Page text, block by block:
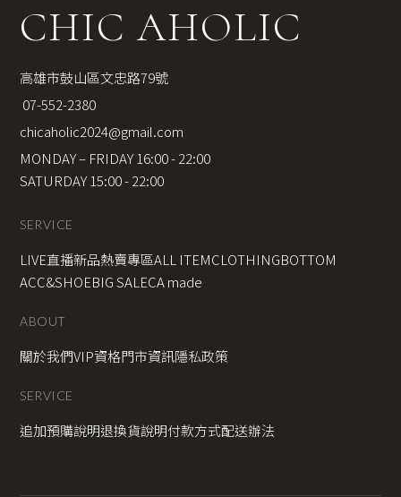
CHIC AHOLIC
高雄市鼓山區文忠路79號
07-552-2380
chicaholic2024@gmail.com
MONDAY – FRIDAY 16:00 - 22:00
SATURDAY 15:00 - 22:00
SERVICE
LIVE直播新品熱賣專區ALL ITEMCLOTHINGBOTTOM
ACC&SHOEBIG SALECA made
ABOUT
關於我們VIP資格門市資訊隱私政策
SERVICE
追加預購說明退換貨說明付款方式配送辦法